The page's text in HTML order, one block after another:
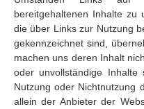
bereitgehaltenen Inhalte zu
die über Links zur Nutzung
gekennzeichnet sind,
machen uns deren Inhalt
oder unvollständige
Nutzung oder Nichtnutzung
allein der Anbieter der